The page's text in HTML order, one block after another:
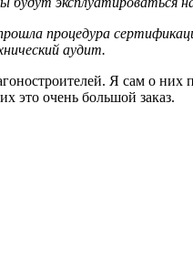
процедура
аудит.
Я сам о
это очень большой заказ.